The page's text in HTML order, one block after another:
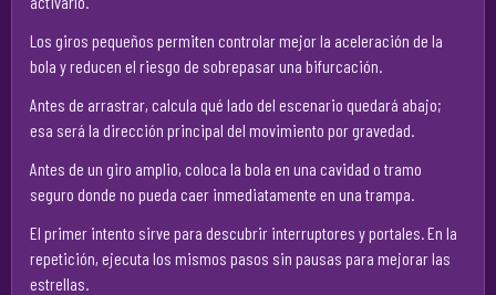
Los giros pequeños permiten controlar mejor la aceleración de la
bola y reducen el riesgo de sobrepasar una bifurcación.
Antes de arrastrar, calcula qué lado del escenario quedará abajo;
esa será la dirección principal del movimiento por gravedad.
Antes de un giro amplio, coloca la bola en una cavidad o tramo
seguro donde no pueda caer inmediatamente en una trampa.
El primer intento sirve para descubrir interruptores y portales. En la
repetición, ejecuta los mismos pasos sin pausas para mejorar las
estrellas.